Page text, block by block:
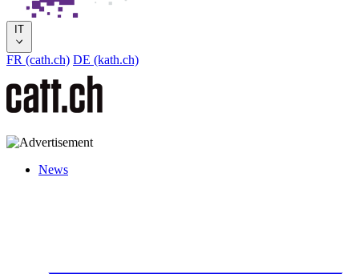
IT
FR (cath.ch) DE (kath.ch)
News